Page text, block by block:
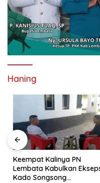
Haning
Keempat Kalinya PN
Lembata Kabulkan Eksepsi,
Kado Songsong